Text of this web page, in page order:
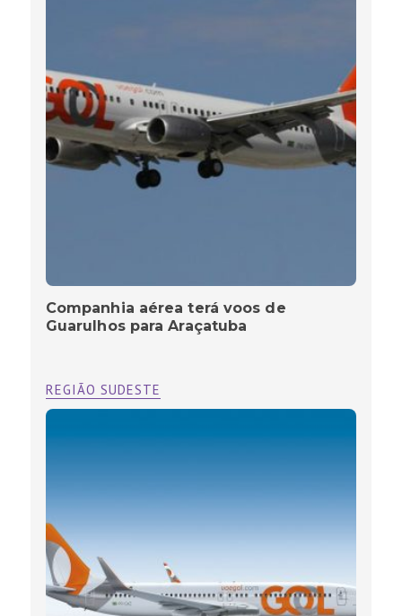
Companhia aérea terá voos de
Guarulhos para Araçatuba
REGIÃO SUDESTE